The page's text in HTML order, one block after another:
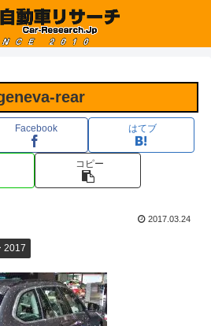
rear
Facebook はてブ
コピー
2017.03.24
2017